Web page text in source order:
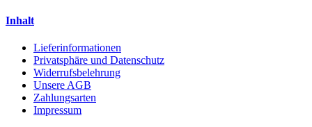
Inhalt
Lieferinformationen
Privatsphäre und Datenschutz
Widerrufsbelehrung
Unsere AGB
Zahlungsarten
Impressum